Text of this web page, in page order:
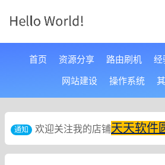
首页 资源分享 路由刷机 经
网站建设
操作系统
通知 欢迎关注我的店铺天天软件